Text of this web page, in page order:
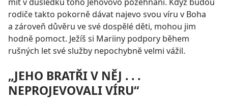
rodiče takto pokorně dávat najevo svou víru v Boha
a zároveň důvěru ve své dospělé děti, mohou jim
hodně pomoct. Ježíš si Mariiny podpory během
rušných let své služby nepochybně velmi vážil.
„JEHO BRATŘI V NĚJ . . .
NEPROJEVOVALI VÍRU“